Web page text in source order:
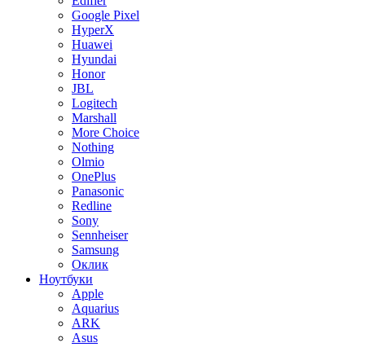
Google Pixel
HyperX
Huawei
Hyundai
Honor
JBL
Logitech
Marshall
More Choice
Nothing
Olmio
OnePlus
Panasonic
Redline
Sony
Sennheiser
Samsung
Оклик
Ноутбуки
Apple
Aquarius
ARK
Asus